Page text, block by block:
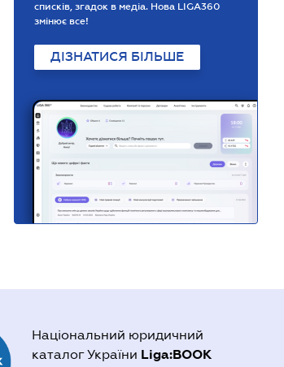
списків, згадок в медіа. Нова LIGA360
змінює все!
ДІЗНАТИСЯ БІЛЬШЕ
Національний юридичний
каталог України Liga:BOOK